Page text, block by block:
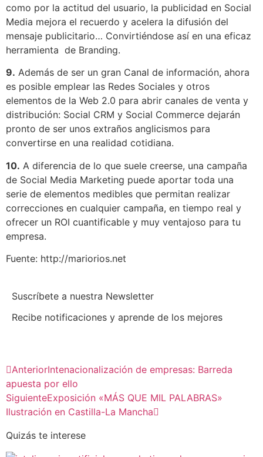
como por la actitud del usuario, la publicidad en Social
Media mejora el recuerdo y acelera la difusión del
mensaje publicitario… Convirtiéndose así en una eficaz
herramienta de Branding.
9. Además de ser un gran Canal de información, ahora
es posible emplear las Redes Sociales y otros
elementos de la Web 2.0 para abrir canales de venta y
distribución: Social CRM y Social Commerce dejarán
pronto de ser unos extraños anglicismos para
convertirse en una realidad cotidiana.
10. A diferencia de lo que suele creerse, una campaña
de Social Media Marketing puede aportar toda una
serie de elementos medibles que permitan realizar
correcciones en cualquier campaña, en tiempo real y
ofrecer un ROI cuantificable y muy ventajoso para tu
empresa.
Fuente: http://mariorios.net
Suscríbete a nuestra Newsletter
Recibe notificaciones y aprende de los mejores
AnteriorIntenacionalización de empresas: Barreda
apuesta por ello
SiguienteExposición «MÁS QUE MIL PALABRAS»
Ilustración en Castilla-La Mancha
Quizás te interese